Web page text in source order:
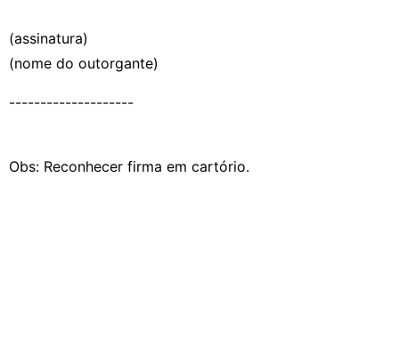
(assinatura)
(nome do outorgante)
--------------------
Obs: Reconhecer firma em cartório.